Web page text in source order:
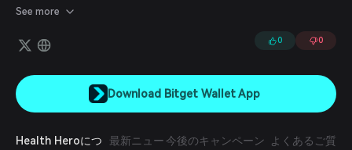
などの人気フィットネスアプリとアプリを連携させて歩数を同期でき
能です。
See more
0 0
Download Bitget Wallet App
Health Heroにつ
最新ニュー今後のキャンペーン
よくあるご質